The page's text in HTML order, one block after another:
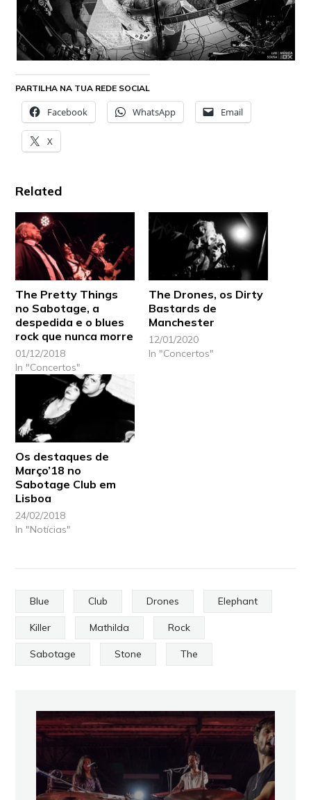
PARTILHA NA TUA REDE SOCIAL
Facebook WhatsApp Email
X
Related
The Pretty Things
no Sabotage, a
despedida e o blues
rock que nunca morre
01/12/2018
In "Concertos"
The Drones, os Dirty
Bastards de
Manchester
12/01/2020
In "Concertos"
Os destaques de
Março’18 no
Sabotage Club em
Lisboa
24/02/2018
In "Notícias"
Blue Club Drones Elephant
Killer Mathilda Rock
Sabotage Stone The